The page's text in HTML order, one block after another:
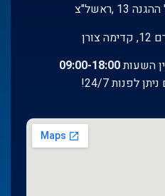
,ראשל"צ
השעות
09:00-18:00
לפנות 24/7!